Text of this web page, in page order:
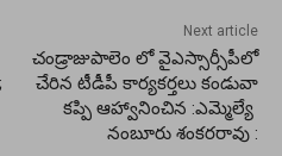
Next article
చండ్రాజుపాలెం లో వైఎస్సార్సీపీలో
చేరిన టీడీపీ కార్యకర్తలు కండువా
కప్పి ఆహ్వానించిన :ఎమ్మెల్యే
నంబూరు శంకరరావు :